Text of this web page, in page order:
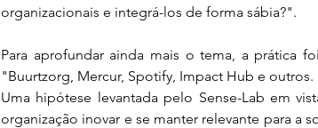
organizacionais e integrá-los de forma sábia?".
Para aprofundar ainda mais o tema, a prática
"Buurtzorg, Mercur, Spotify, Impact Hub e outros.
Uma hipótese levantada pelo Sense-Lab em
organização inovar e se manter relevante para a